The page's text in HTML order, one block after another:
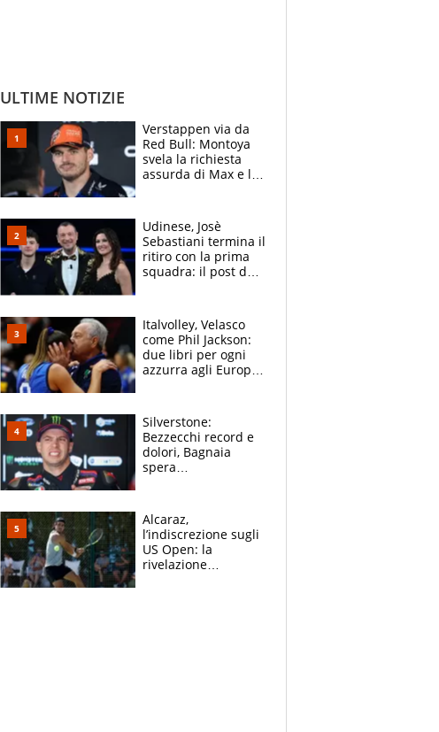
ULTIME NOTIZIE
Verstappen via da
Red Bull: Montoya
svela la richiesta
assurda di Max e lo
McLaren siano
meglio?”
Udinese, Josè
Sebastiani termina il
ritiro con la prima
squadra: il post del
sfondo
Italvolley, Velasco
come Phil Jackson:
due libri per ogni
azzurra agli Europei.
Silverstone:
Bezzecchi record e
dolori, Bagnaia
spera
e vota Aprilia
Alcaraz,
l’indiscrezione sugli
US Open: la
rivelazione